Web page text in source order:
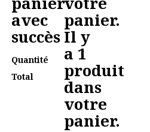
avec
succès
Quantité
Total
panier.
Il y
a 1
produit
dans
votre
panier.